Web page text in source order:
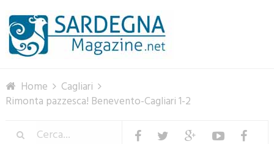
Home
Cagliari
Rimonta pazzesca! Benevento-Cagliari 1-2